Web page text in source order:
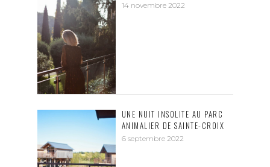
14 novembre 2022
UNE NUIT INSOLITE AU PARC
ANIMALIER DE SAINTE-CROIX
6 septembre 2022